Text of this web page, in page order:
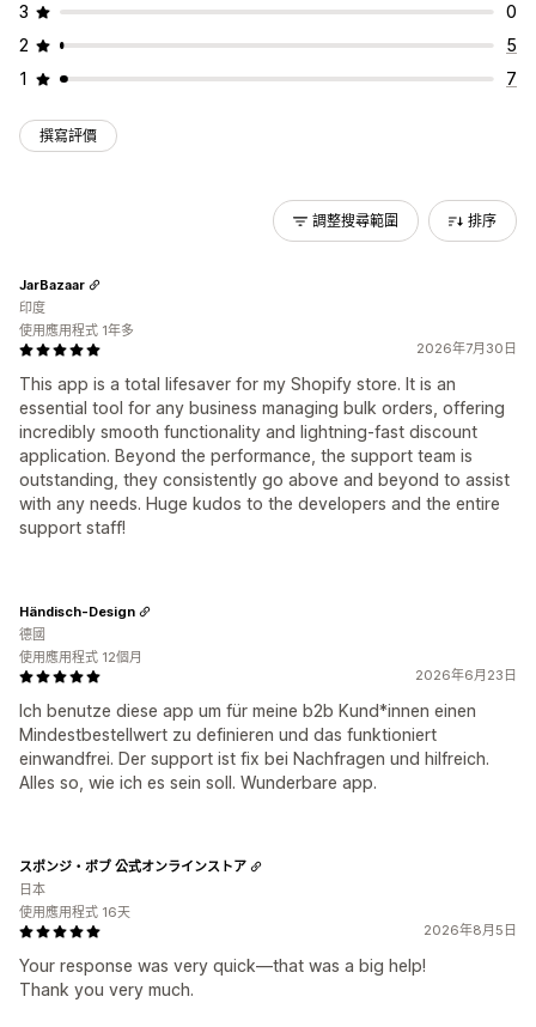
3
0
2
5
1
7
撰寫評價
調整搜尋範圍 排序
2026年7月30日
This app is a total lifesaver for my Shopify store. It is an
essential tool for any business managing bulk orders, offering
incredibly smooth functionality and lightning-fast discount
application. Beyond the performance, the support team is
outstanding, they consistently go above and beyond to assist
with any needs. Huge kudos to the developers and the entire
support staff!
JarBazaar
印度
使用應用程式 1年多
2026年6月23日
Ich benutze diese app um für meine b2b Kund*innen einen
Mindestbestellwert zu definieren und das funktioniert
einwandfrei. Der support ist fix bei Nachfragen und hilfreich.
Alles so, wie ich es sein soll. Wunderbare app.
Händisch-Design
德國
使用應用程式 12個月
2026年8月5日
Your response was very quick—that was a big help!
Thank you very much.
スポンジ・ボブ 公式オンラインストア
日本
使用應用程式 16天